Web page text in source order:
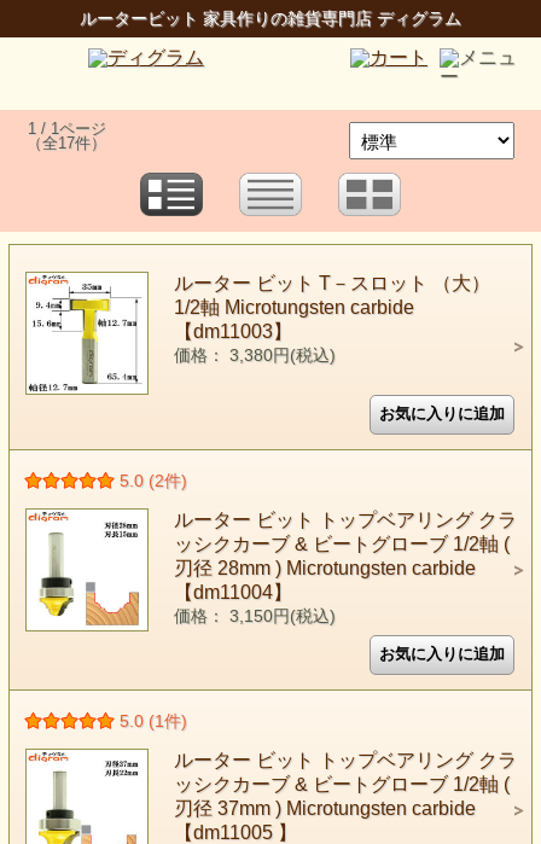
ルータービット 家具作りの雑貨専門店 ディグラム
1 / 1ページ
（全17件）
ルーター ビット T－スロット （大）
1/2軸 Microtungsten carbide
【dm11003】
価格： 3,380円(税込)
5.0 (2件)
ルーター ビット トップベアリング クラ
ッシクカーブ & ビートグローブ 1/2軸 (
刃径 28mm ) Microtungsten carbide
【dm11004】
価格： 3,150円(税込)
5.0 (1件)
ルーター ビット トップベアリング クラ
ッシクカーブ & ビートグローブ 1/2軸 (
刃径 37mm ) Microtungsten carbide
【dm11005 】